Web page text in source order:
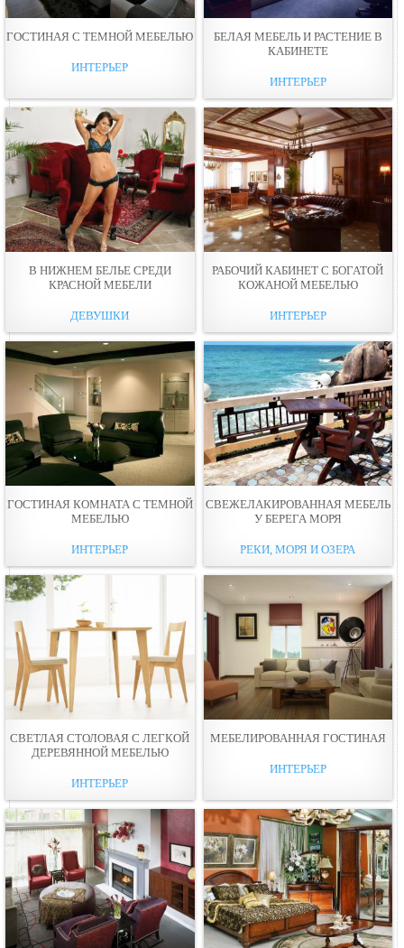
ГОСТИНАЯ С ТЕМНОЙ МЕБЕЛЬЮ
ИНТЕРЬЕР
БЕЛАЯ МЕБЕЛЬ И РАСТЕНИЕ В
КАБИНЕТЕ
ИНТЕРЬЕР
В НИЖНЕМ БЕЛЬЕ СРЕДИ
КРАСНОЙ МЕБЕЛИ
ДЕВУШКИ
РАБОЧИЙ КАБИНЕТ С БОГАТОЙ
КОЖАНОЙ МЕБЕЛЬЮ
ИНТЕРЬЕР
ГОСТИНАЯ КОМНАТА С ТЕМНОЙ
МЕБЕЛЬЮ
ИНТЕРЬЕР
СВЕЖЕЛАКИРОВАННАЯ МЕБЕЛЬ
У БЕРЕГА МОРЯ
РЕКИ, МОРЯ И ОЗЕРА
СВЕТЛАЯ СТОЛОВАЯ С ЛЕГКОЙ
ДЕРЕВЯННОЙ МЕБЕЛЬЮ
ИНТЕРЬЕР
МЕБЕЛИРОВАННАЯ ГОСТИНАЯ
ИНТЕРЬЕР